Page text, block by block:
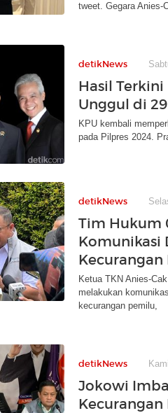
tweet. Gegara Anies-
detikNews
Hasil
Unggul di
KPU kembali
pada Pilpres 2024.
detikNews
Tim Hukum
Komunikasi
Kecurangan
Ketua TKN Anies-
melakukan
kecurangan pemilu,
detikNews
Jokowi
Kecurangan